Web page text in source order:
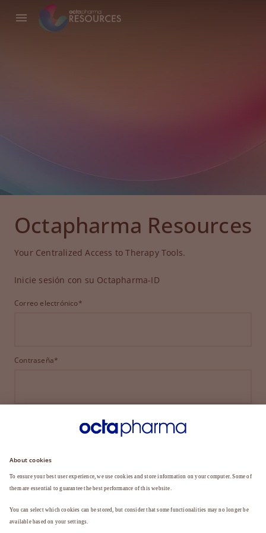
Octapharma Resources
Your Centralized Access to Therapy Tools.
Inicie sesión con su Octapharma-ID
Correo electrónico*
Contraseña*
INICIAR SESIÓN
¿HA OLVIDADO SU CONTRASEÑA?
¿Aún no es miembro?